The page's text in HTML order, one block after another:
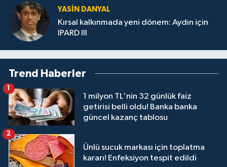
YASIN DANYAL
Kırsal kalkınmada yeni dönem: Aydın için
IPARD III
Trend Haberler
1 milyon TL'nin 32 günlük faiz
getirisi belli oldu! Banka banka
güncel kazanç tablosu
1
Ünlü sucuk markası için toplatma
kararı! Enfeksiyon tespit edildi
2